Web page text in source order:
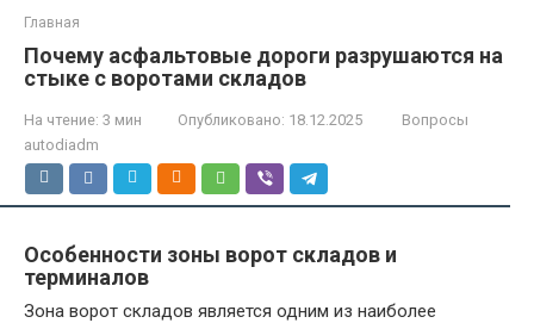
Главная
Почему асфальтовые дороги разрушаются на
стыке с воротами складов
На чтение: 3 мин Опубликовано: 18.12.2025
Вопросы
autodiadm
Особенности зоны ворот складов и
терминалов
Зона ворот складов является одним из наиболее